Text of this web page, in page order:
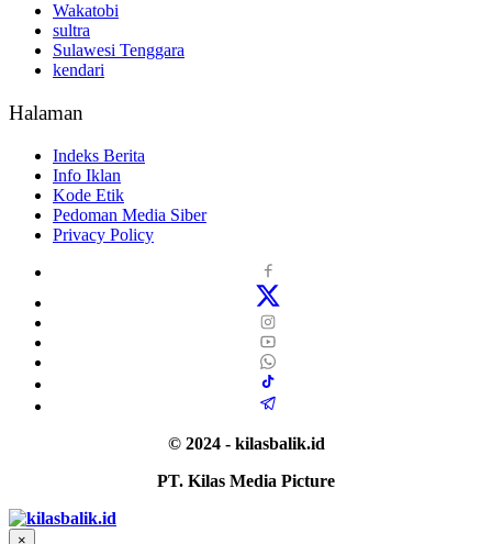
Wakatobi
sultra
Sulawesi Tenggara
kendari
Halaman
Indeks Berita
Info Iklan
Kode Etik
Pedoman Media Siber
Privacy Policy
© 2024 - kilasbalik.id
PT. Kilas Media Picture
×